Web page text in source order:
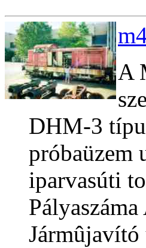
A
DHM-3
próbaüzem
iparvasúti
Jármûjavító